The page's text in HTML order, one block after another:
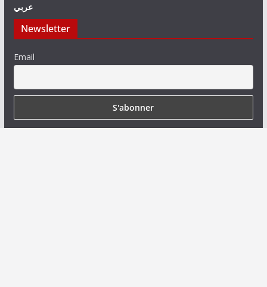
عربي
Newsletter
Email